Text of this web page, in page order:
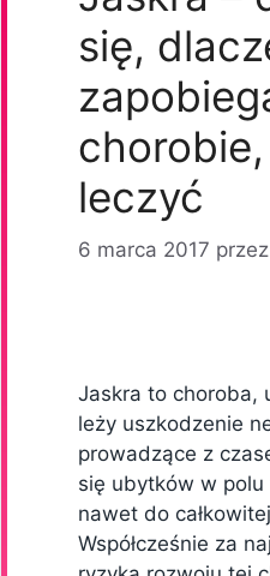
się,
leczyć
6 marca 2017 przez
Jaskra to choroba,
leży uszkodzenie
prowadzące z
się ubytków w
nawet do
Współcześnie za